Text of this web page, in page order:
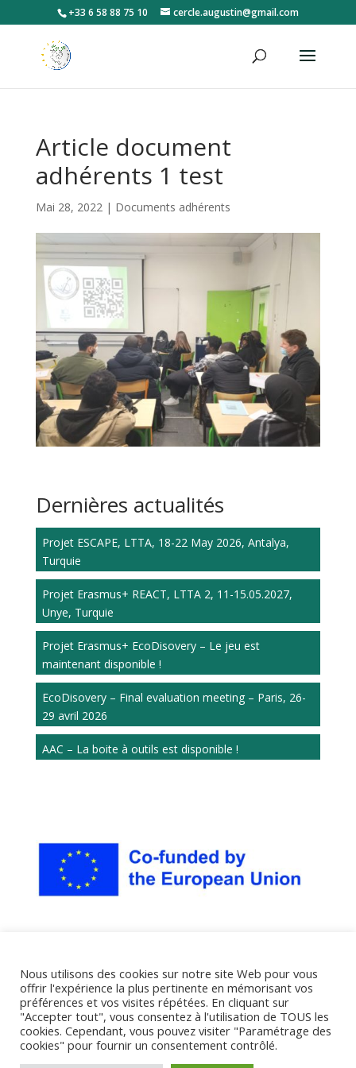
+33 6 58 88 75 10 cercle.augustin@gmail.com
Article document
adhérents 1 test
Mai 28, 2022| Documents adhérents
Dernières actualités
Projet ESCAPE, LTTA, 18-22 May 2026, Antalya,
Turquie
Projet Erasmus+ REACT, LTTA 2, 11-15.05.2027,
Unye, Turquie
Projet Erasmus+ EcoDisovery – Le jeu est
maintenant disponible !
EcoDisovery – Final evaluation meeting – Paris, 26-
29 avril 2026
AAC – La boite à outils est disponible !
Nous utilisons des cookies sur notre site Web pour vous
offrir l'expérience la plus pertinente en mémorisant vos
préférences et vos visites répétées. En cliquant sur
"Accepter tout", vous consentez à l'utilisation de TOUS les
cookies. Cependant, vous pouvez visiter "Paramétrage des
cookies" pour fournir un consentement contrôlé.